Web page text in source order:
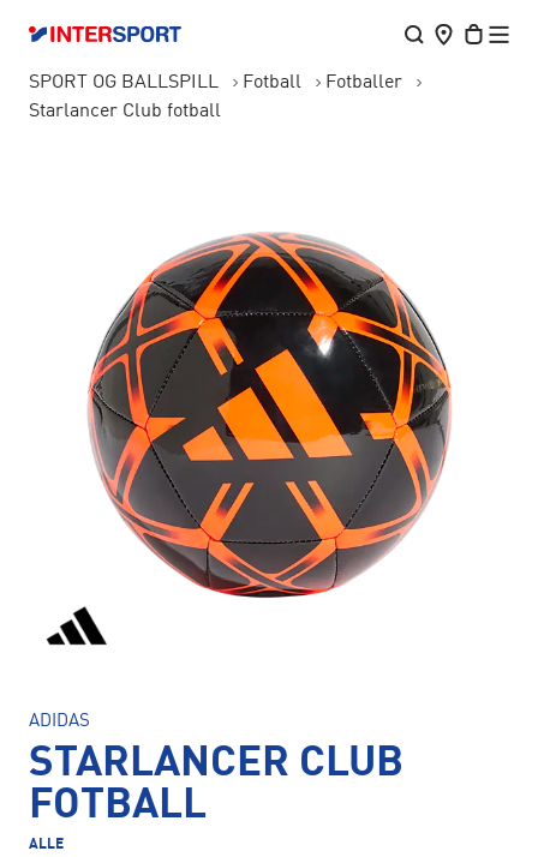
SPORT OG BALLSPILL Fotball
Fotballer
Starlancer Club fotball
ADIDAS
STARLANCER CLUB
FOTBALL
ALLE